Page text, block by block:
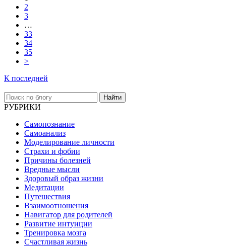
2
3
…
33
34
35
>
К последней
Найти
РУБРИКИ
Самопознание
Самоанализ
Моделирование личности
Страхи и фобии
Причины болезней
Вредные мысли
Здоровый образ жизни
Медитации
Путешествия
Взаимоотношения
Навигатор для родителей
Развитие интуиции
Тренировка мозга
Счастливая жизнь